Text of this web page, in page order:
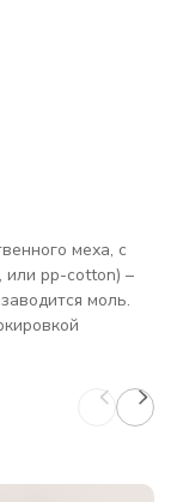
меха, с
или pp-cotton) –
моль.